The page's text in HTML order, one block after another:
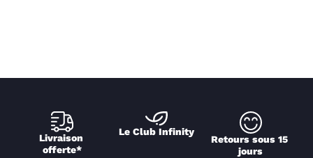
Livraison
offerte*
Le Club Infinity
Retours sous 15
jours